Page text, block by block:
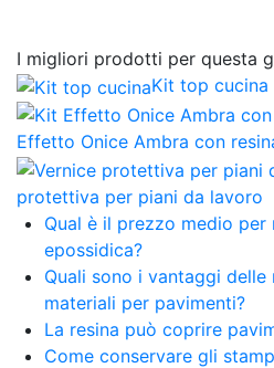
I migliori prodotti per questa
Kit top cucina
Effetto Onice Ambra con
protettiva per piani da lavoro
Qual è il prezzo medio
epossidica?
Quali sono i vantaggi
materiali per pavimenti?
La resina può coprire
Come conservare gli